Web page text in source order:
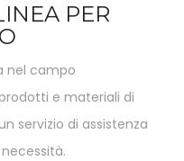
PER
nel campo
e materiali di
servizio di assistenza